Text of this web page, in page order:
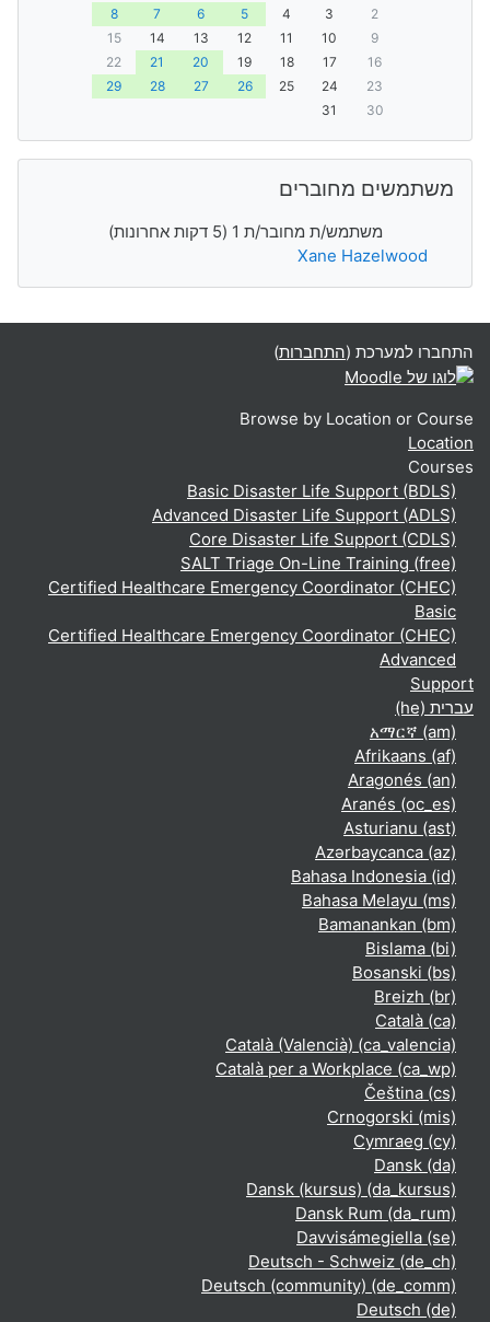
2
3
4
5
6
7
8
9
10
11
12
13
14
15
16
17
18
19
20
21
22
23
24
25
26
27
28
29
30
31
משתמשים מחוברים
משתמש/ת מחובר/ת 1 (5 דקות אחרונות)
Xane Hazelwood
התחברו למערכת (התחברות)
Browse by Location or Course
Location
Courses
Basic Disaster Life Support (BDLS)
Advanced Disaster Life Support (ADLS)
Core Disaster Life Support (CDLS)
SALT Triage On-Line Training (free)
Certified Healthcare Emergency Coordinator (CHEC)
Basic
Certified Healthcare Emergency Coordinator (CHEC)
Advanced
Support
עברית ‎(he)‎
አማርኛ ‎(am)‎
Afrikaans ‎(af)‎
Aragonés ‎(an)‎
Aranés ‎(oc_es)‎
Asturianu ‎(ast)‎
Azərbaycanca ‎(az)‎
Bahasa Indonesia ‎(id)‎
Bahasa Melayu ‎(ms)‎
Bamanankan ‎(bm)‎
Bislama ‎(bi)‎
Bosanski ‎(bs)‎
Breizh ‎(br)‎
Català ‎(ca)‎
Català (Valencià) ‎(ca_valencia)‎
Català per a Workplace ‎(ca_wp)‎
Čeština ‎(cs)‎
Crnogorski ‎(mis)‎
Cymraeg ‎(cy)‎
Dansk ‎(da)‎
Dansk (kursus) ‎(da_kursus)‎
Dansk Rum ‎(da_rum)‎
Davvisámegiella ‎(se)‎
Deutsch - Schweiz ‎(de_ch)‎
Deutsch (community) ‎(de_comm)‎
Deutsch ‎(de)‎